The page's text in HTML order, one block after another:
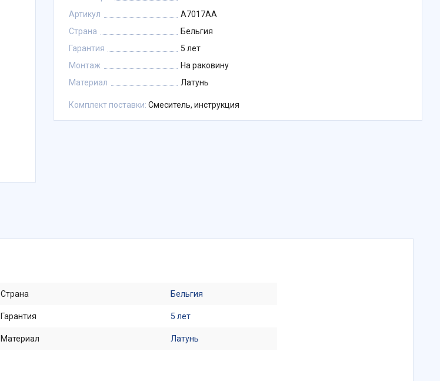
Артикул
A7017AA
Страна
Бельгия
Гарантия
5 лет
Монтаж
На раковину
Материал
Латунь
Комплект поставки: Смеситель, инструкция
Страна Бельгия
Гарантия 5 лет
Материал Латунь